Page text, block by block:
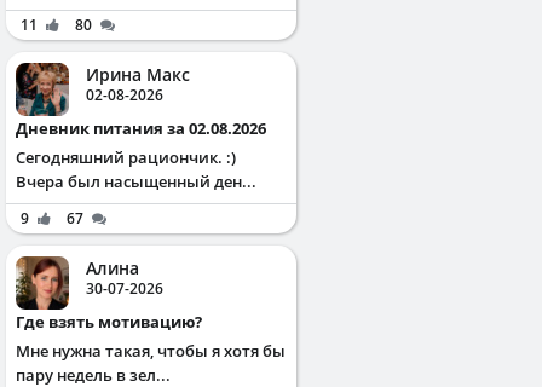
11 80
Ирина Макс
02-08-2026
Дневник питания за 02.08.2026
Сегодняшний рациончик. :)
Вчера был насыщенный ден...
9 67
Алина
30-07-2026
Где взять мотивацию?
Мне нужна такая, чтобы я хотя бы
пару недель в зел...